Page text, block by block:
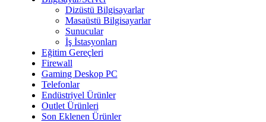
Dizüstü Bilgisayarlar
Masaüstü Bilgisayarlar
Sunucular
İş İstasyonları
Eğitim Gereçleri
Firewall
Gaming Deskop PC
Telefonlar
Endüstriyel Ürünler
Outlet Ürünleri
Son Eklenen Ürünler